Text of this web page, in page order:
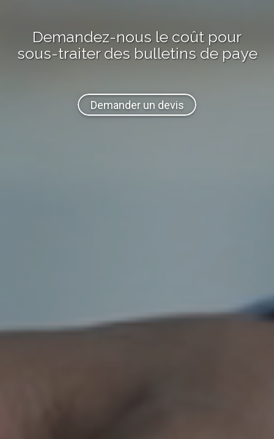
Demandez-nous le coûtpour
sous-traiter des bulletins de paye
Demander un devis